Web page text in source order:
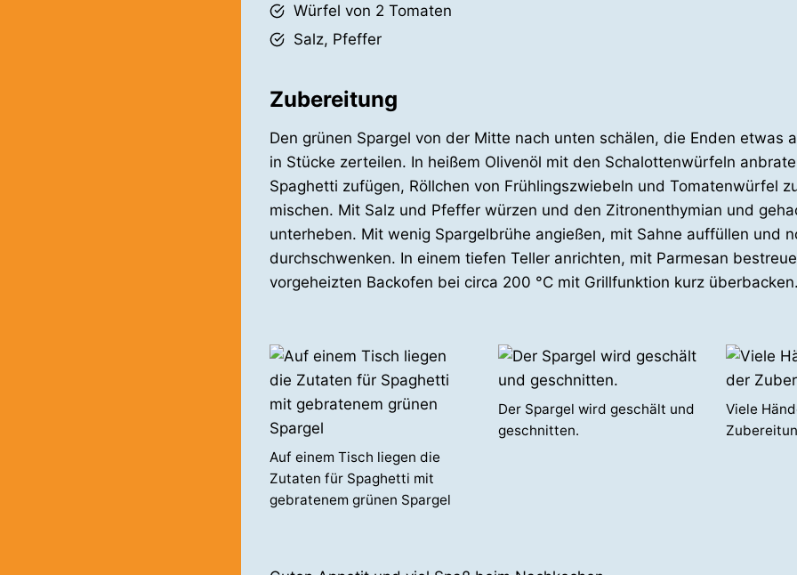
Würfel von 2 Tomaten
Salz, Pfeffer
Zubereitung
Den grünen Spargel von der Mitte nach unten schälen, die Enden etwas
in Stücke zerteilen. In heißem Olivenöl mit den Schalottenwürfeln
Spaghetti zufügen, Röllchen von Frühlingszwiebeln und Tomatenwürfel
mischen. Mit Salz und Pfeffer würzen und den Zitronenthymian und
unterheben. Mit wenig Spargelbrühe angießen, mit Sahne auffüllen und
durchschwenken. In einem tiefen Teller anrichten, mit Parmesan
vorgeheizten Backofen bei circa 200 °C mit Grillfunktion kurz
Auf einem Tisch liegen die
Zutaten für Spaghetti mit
gebratenem grünen Spargel
Der Spargel wird geschält und
geschnitten.
Viele